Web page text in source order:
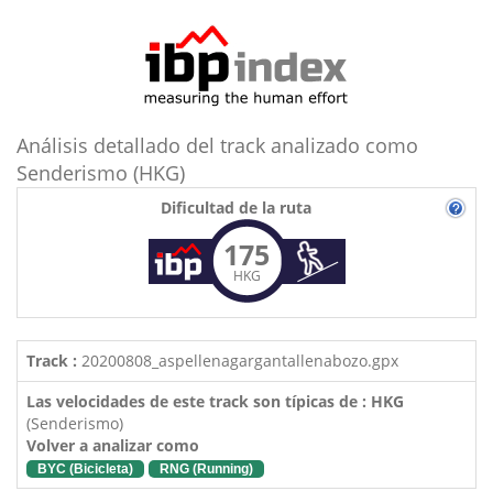
Análisis detallado del track analizado como
Senderismo (HKG)
Dificultad de la ruta
175
HKG
Track : 20200808_aspellenagargantallenabozo.gpx
Las velocidades de este track son típicas de : HKG
(Senderismo)
Volver a analizar como
BYC (Bicicleta) RNG (Running)